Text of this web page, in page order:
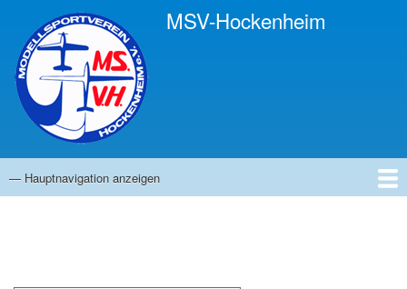
Direkt
zum
MSV-Hockenheim
Hauptnavigation
— Hauptnavigation anzeigen